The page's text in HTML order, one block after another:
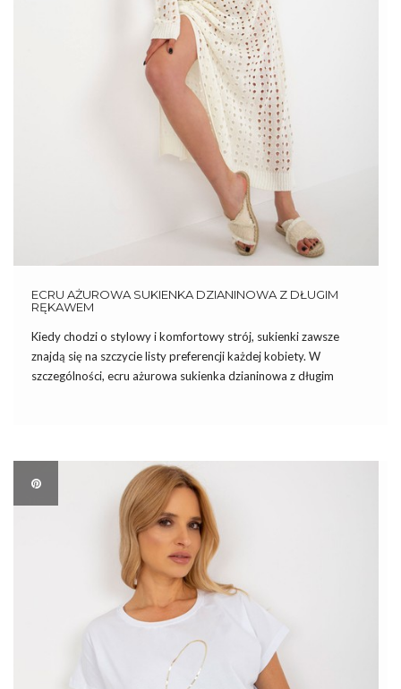
ECRU AŻUROWA SUKIENKA DZIANINOWA Z DŁUGIM
RĘKAWEM
Kiedy chodzi o stylowy i komfortowy strój, sukienki zawsze
znajdą się na szczycie listy preferencji każdej kobiety. W
szczególności, ecru ażurowa sukienka dzianinowa z długim